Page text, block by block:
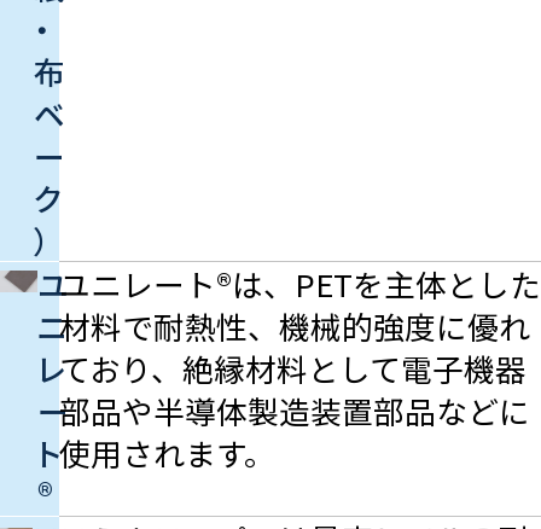
・
布
ベ
ー
ク
）
ユ
ニ
レ
ー
ト
®
ユニレート®は、PETを主体とした
材料で耐熱性、機械的強度に優れ
ており、絶縁材料として電子機器
部品や半導体製造装置部品などに
使用されます。